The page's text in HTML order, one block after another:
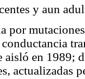
y aun
por
aisló en 1989;
actualizadas